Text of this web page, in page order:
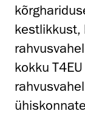
kestlikkust,
kokku